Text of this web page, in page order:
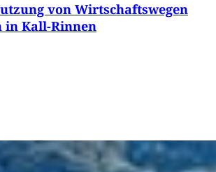
von Wirtschaftswegen
in Kall-Rinnen